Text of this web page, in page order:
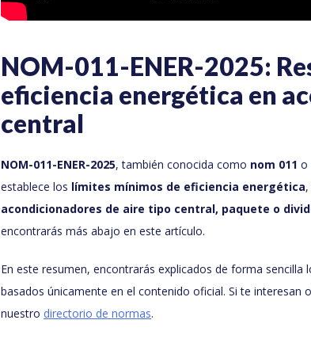
NOM-011-ENER-2025:
eficiencia energética en
central
NOM-011-ENER-2025, también conocida como nom 011 o
establece los límites mínimos de eficiencia energética
acondicionadores de aire tipo central, paquete o
encontrarás más abajo en este artículo.
En este resumen, encontrarás explicados de forma sencilla
basados únicamente en el contenido oficial. Si te
nuestro directorio de normas.